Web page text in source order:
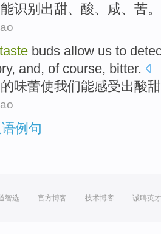
能识别出甜、 酸、 咸、苦。
taste buds allow us to
, and, of course, bitter.
的味蕾使我们能感受出酸甜
例句
智选 官方博客 技术博客 诚聘英才